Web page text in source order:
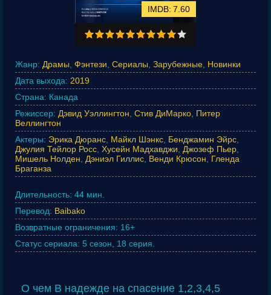
7.60
Жанр: Драмы Фэнтези Сериалы Зарубежные Новинки
Дата выхода: 2019
Страна: Канада
Режиссер: Дэвид Уэллингтон Стив ДиМарко Питер
Веллингтон
Актеры: Эрика Дюранс Майкл Шэнкс Бенджамин Эйрс
Джулия Тейлор Росс Хусейн Мадхавджи Джозеф Пьер
Мишель Нолден
Дэниэл Гиллис Венди Крюсон
Гленда
Браганза
Длительность: 44 мин.
Перевод: Baibako
Возвратные ограничения: 16+
Статус сериала: 5 сезон, 18 серия.
О чем В надежде на спасение 1,2,3,4,5